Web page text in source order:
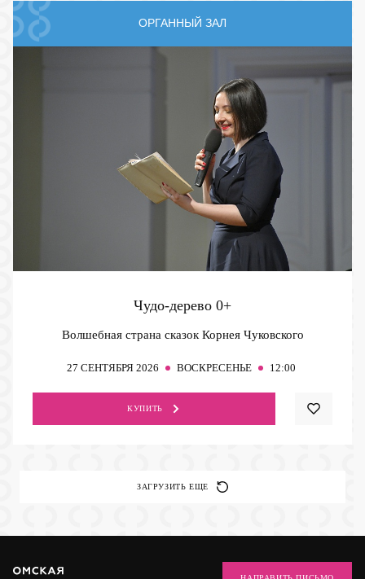
ОРГАННЫЙ ЗАЛ
Чудо-дерево 0+
Волшебная страна сказок Корнея Чуковского
27 СЕНТЯБРЯ 2026 ВОСКРЕСЕНЬЕ 12:00
КУПИТЬ
ЗАГРУЗИТЬ ЕЩЕ